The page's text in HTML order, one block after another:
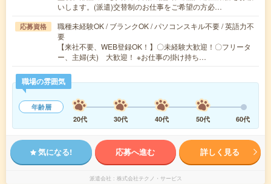
いします。(派遣)交替制のお仕事をご希望の方必…
応募資格
職種未経験OK / ブランクOK / パソコンスキル不要 / 英語力不
要
【来社不要、WEB登録OK！】〇未経験大歓迎！〇フリータ
ー、主婦(夫) 大歓迎！ ※お仕事の掛け持ち…
職場の雰囲気
年齢層
20代
30代 40代 50代 60代
気になる! 応募へ進む 詳しく見る
派遣会社 株式会社テクノ・サービス